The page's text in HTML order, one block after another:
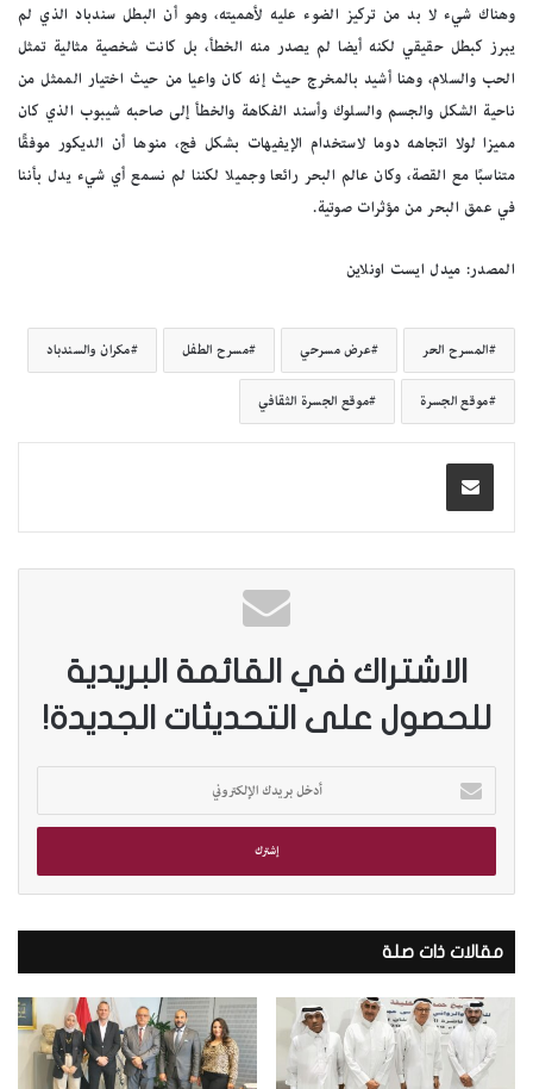
وهناك شيء لا بد من تركيز الضوء عليه لأهميته، وهو أن البطل سندباد الذي لم
يبرز كبطل حقيقي لكنه أيضا لم يصدر منه الخطأ، بل كانت شخصية مثالية تمثل
الحب والسلام، وهنا أشيد بالمخرج حيث إنه كان واعيا من حيث اختيار الممثل من
ناحية الشكل والجسم والسلوك وأسند الفكاهة والخطأ إلى صاحبه شيبوب الذي كان
مميزا لولا اتجاهه دوما لاستخدام الإيفيهات بشكل فج، منوها أن الديكور موفقًا
متناسبًا مع القصة، وكان عالم البحر رائعا وجميلا لكننا لم نسمع أي شيء يدل بأننا
في عمق البحر من مؤثرات صوتية.
المصدر: ميدل ايست اونلاين
المسرح الحر عرض مسرحي مسرح الطفل مكران والسندباد
موقع الجسرة موقع الجسرة الثقافي
الاشتراك في القائمة البريدية
للحصول على التحديثات الجديدة!
خ
ب
ي
د
ك
ا
ل
إ
مقالات ذات صلة